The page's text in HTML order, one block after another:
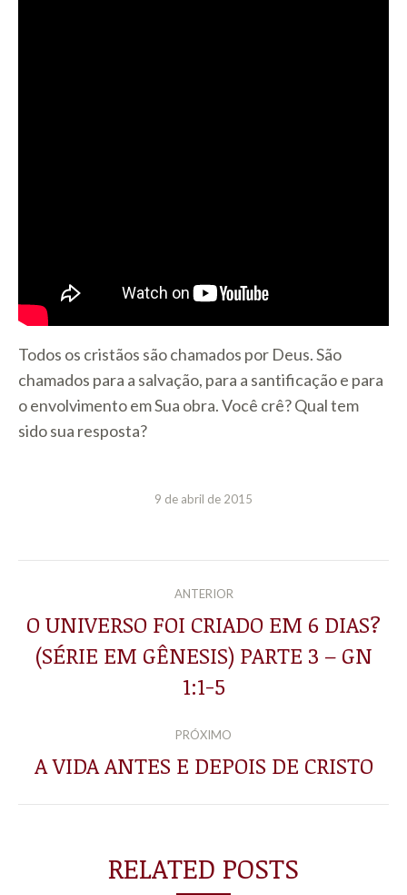
Todos os cristãos são chamados por Deus. São
chamados para a salvação, para a santificação e para
o envolvimento em Sua obra. Você crê? Qual tem
sido sua resposta?
9 de abril de 2015
NAVEGAÇÃO
DE
POST:
ANTERIOR
Post
anterior:
O UNIVERSO FOI CRIADO EM 6 DIAS?
(SÉRIE EM GÊNESIS) PARTE 3 – GN
1:1-5
PRÓXIMO
Próximo
A VIDA ANTES E DEPOIS DE CRISTO
RELATED POSTS